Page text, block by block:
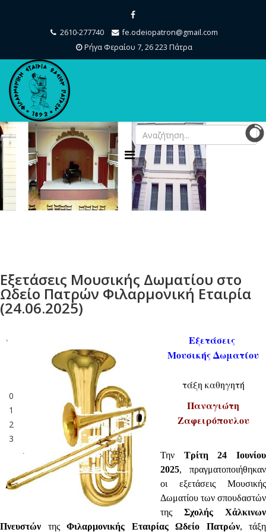
2610-277740
fe.odeiopatron@gmail.com
Ρήγα Φεραίου 7, 26 223 Πάτρα
0
1
2
3
Εξετάσεις Μουσικής Δωματίου στο
Ωδείο Πατρών Φιλαρμονική Εταιρία
(24.06.2025)
Εξετάσεις
Μουσικής Δωματίου
τάξη καθηγητή
Παναγιώτη
Ζαφειρόπουλου
Την Τρίτη 24 Ιουνίου
2025, πραγματοποιήθηκαν
οι εξετάσεις Μουσικής
Δωματίου των σπουδαστών
της Σχολής Χάλκινων
Πνευστών της Φιλαρμονικής Εταιρίας Ωδείο Πατρών, τάξη